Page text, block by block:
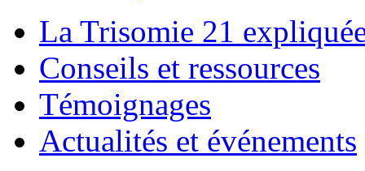
La Trisomie 21
Conseils et ressources
Témoignages
Actualités et événements